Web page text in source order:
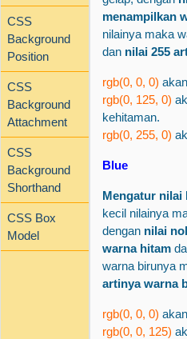
CSS
Background
Position
CSS
Background
Attachment
CSS
Background
Shorthand
CSS Box
Model
menampilkan
nilainya maka
dan nilai 255
rgb(0, 0, 0)
rgb(0, 125, 0)
kehitaman.
rgb(0, 255, 0)
Blue
Mengatur nilai
kecil nilainya
dengan nilai
warna hitam
warna birunya
artinya warna
rgb(0, 0, 0)
rgb(0, 0, 125)